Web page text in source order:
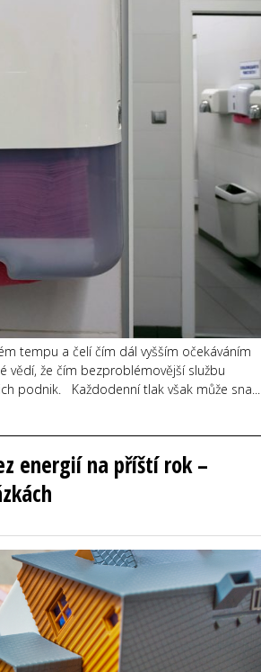
tempu a čelí čím dál vyšším očekáváním
vědí, že čím bezproblémovější službu
podnik. Každodenní tlak však může sna...
energií na příští rok –